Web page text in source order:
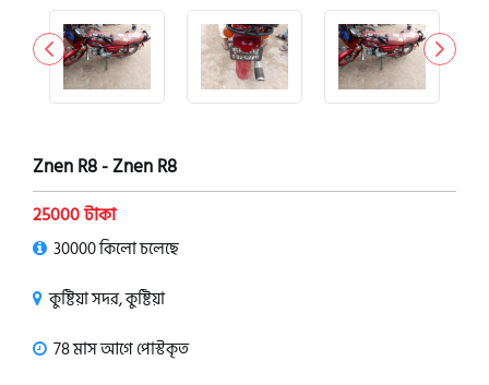
Znen R8 - Znen R8
25000 টাকা
30000 কিলো চলেছে
কুষ্টিয়া সদর, কুষ্টিয়া
78 মাস আগে পোস্টকৃত